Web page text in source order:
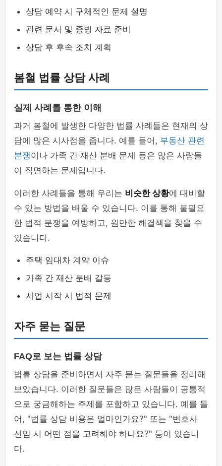
상담 예약 시 구체적인 문제 설명
관련 문서 및 증빙 자료 준비
상담 후 후속 조치 계획
봄철 법률 상담 사례
실제 사례를 통한 이해
과거 봄철에 발생한 다양한 법률 사례들은 현재의 상
담에 많은 시사점을 줍니다. 예를 들어, 부동산 관련
분쟁이나 가족 간 재산 분배 문제 등은 많은 사람들
이 직면하는 문제입니다.
이러한 사례들을 통해 우리는 비슷한 상황에 대비할
수 있는 방법을 배울 수 있습니다. 이를 통해 불필요
한 법적 분쟁을 예방하고, 원만한 해결책을 찾을 수
있습니다.
주택 임대차 계약 이슈
가족 간 재산 분배 갈등
사업 시작 시 법적 문제
자주 묻는 질문
FAQ로 보는 법률 상담
법률 상담을 준비하면서 자주 묻는 질문들을 정리해
보았습니다. 이러한 질문들은 많은 사람들이 공통적
으로 궁금해하는 주제를 포함하고 있습니다. 예를 들
어, "법률 상담 비용은 얼마인가요?" 또는 "변호사
선임 시 어떤 점을 고려해야 하나요?" 등이 있습니
다.